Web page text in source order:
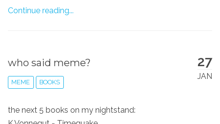
Continue reading...
27
JAN
who said meme?
MEME BOOKS
the next 5 books on my nightstand: